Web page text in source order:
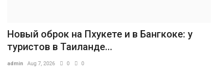
Новый оброк на Пхукете и в Бангкоке: у
туристов в Таиланде...
admin Aug 7, 2026 0 0